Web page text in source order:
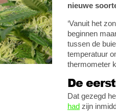
nieuwe
‘Vanuit het
beginnen
tussen de
temperatuur
thermometer
De
Dat gezegd
had zijn